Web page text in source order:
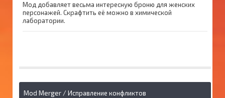
Мод добавляет весьма интересную броню для женских
персонажей. Скрафтить её можно в химической
лаборатории.
Mod Merger / Исправление конфликтов